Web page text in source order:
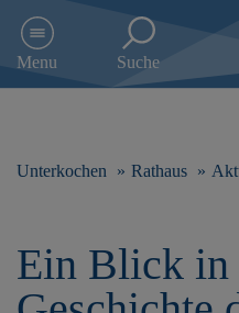
e
Menu Suche
Unterkochen Rathaus
Ein Blick in